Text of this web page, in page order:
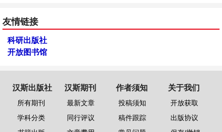
友情链接
科研出版社
开放图书馆
汉斯出版社
所有期刊
学科分类
汉斯期刊
最新文章
同行评议
作者须知
投稿须知
稿件跟踪
关于我们
开放获取
出版协议